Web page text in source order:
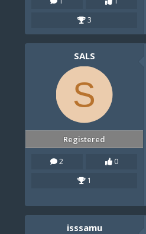
3
SALS
S
Registered
2
0
1
isssamu